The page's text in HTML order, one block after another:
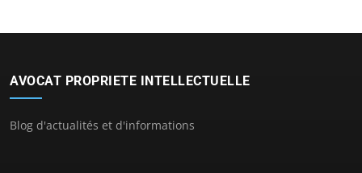
AVOCAT PROPRIETE INTELLECTUELLE
Blog d'actualités et d'informations